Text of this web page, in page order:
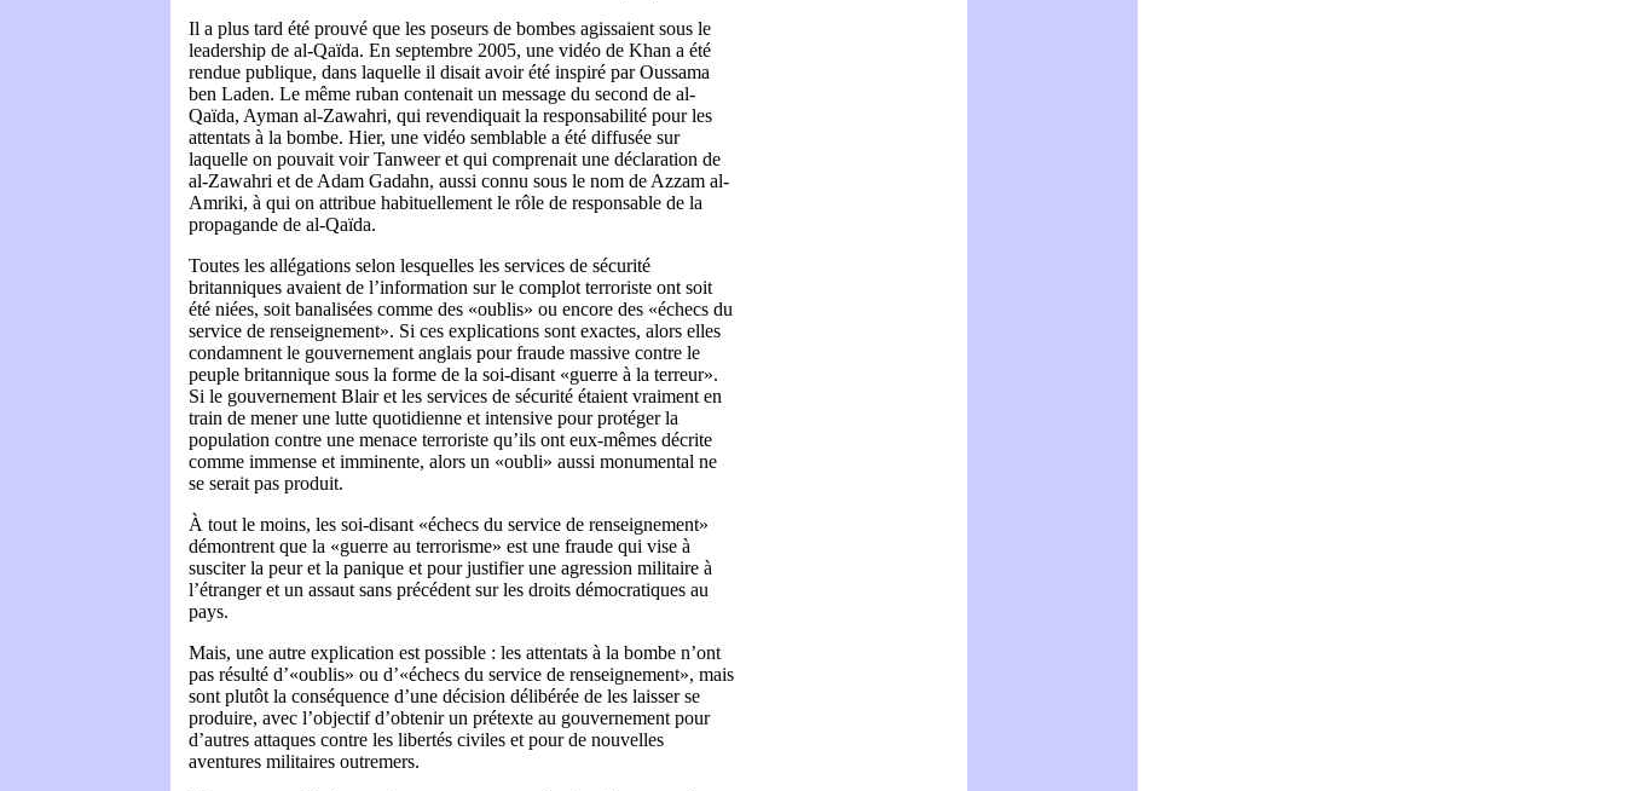
Il a plus tard été prouvé que les poseurs de bombes agissaient sous le
leadership de al-Qaïda. En septembre 2005, une vidéo de Khan a été
rendue publique, dans laquelle il disait avoir été inspiré par Oussama
ben Laden. Le même ruban contenait un message du second de al-
Qaïda, Ayman al-Zawahri, qui revendiquait la responsabilité pour les
attentats à la bombe. Hier, une vidéo semblable a été diffusée sur
laquelle on pouvait voir Tanweer et qui comprenait une déclaration de
al-Zawahri et de Adam Gadahn, aussi connu sous le nom de Azzam al-
Amriki, à qui on attribue habituellement le rôle de responsable de la
propagande de al-Qaïda.
Toutes les allégations selon lesquelles les services de sécurité
britanniques avaient de l’information sur le complot terroriste ont soit
été niées, soit banalisées comme des «oublis» ou encore des «échecs du
service de renseignement». Si ces explications sont exactes, alors elles
condamnent le gouvernement anglais pour fraude massive contre le
peuple britannique sous la forme de la soi-disant «guerre à la terreur».
Si le gouvernement Blair et les services de sécurité étaient vraiment en
train de mener une lutte quotidienne et intensive pour protéger la
population contre une menace terroriste qu’ils ont eux-mêmes décrite
comme immense et imminente, alors un «oubli» aussi monumental ne
se serait pas produit.
À tout le moins, les soi-disant «échecs du service de renseignement»
démontrent que la «guerre au terrorisme» est une fraude qui vise à
susciter la peur et la panique et pour justifier une agression militaire à
l’étranger et un assaut sans précédent sur les droits démocratiques au
pays.
Mais, une autre explication est possible : les attentats à la bombe n’ont
pas résulté d’«oublis» ou d’«échecs du service de renseignement», mais
sont plutôt la conséquence d’une décision délibérée de les laisser se
produire, avec l’objectif d’obtenir un prétexte au gouvernement pour
d’autres attaques contre les libertés civiles et pour de nouvelles
aventures militaires outremers.